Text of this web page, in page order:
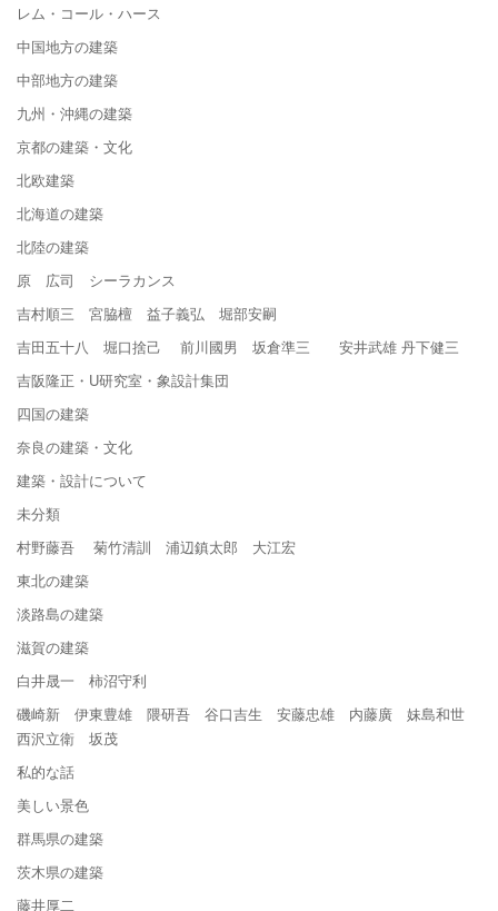
レム・コール・ハース
中国地方の建築
中部地方の建築
九州・沖縄の建築
京都の建築・文化
北欧建築
北海道の建築
北陸の建築
原 広司 シーラカンス
吉村順三 宮脇檀 益子義弘 堀部安嗣
吉田五十八 堀口捨己 前川國男 坂倉準三 安井武雄 丹下健三
吉阪隆正・U研究室・象設計集団
四国の建築
奈良の建築・文化
建築・設計について
未分類
村野藤吾 菊竹清訓 浦辺鎮太郎 大江宏
東北の建築
淡路島の建築
滋賀の建築
白井晟一 柿沼守利
磯崎新 伊東豊雄 隈研吾 谷口吉生 安藤忠雄 内藤廣 妹島和世
西沢立衛 坂茂
私的な話
美しい景色
群馬県の建築
茨木県の建築
藤井厚二